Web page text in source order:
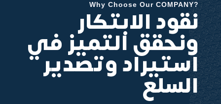
Why Choose Our COMPANY?
نقود الابتكار
ونحقق التميز في
استيراد وتصدير
السلع